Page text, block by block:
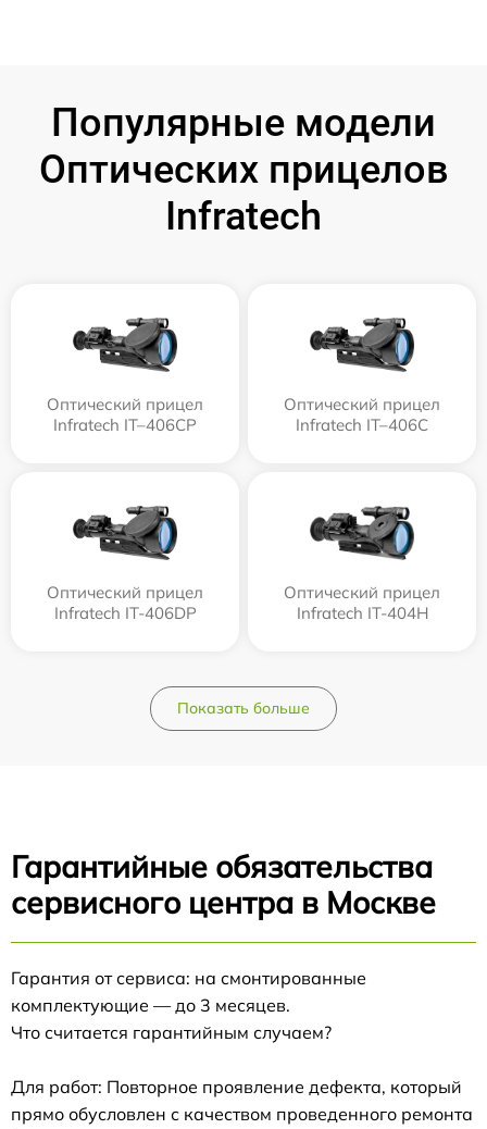
Популярные модели
Оптических прицелов
Infratech
Оптический прицел
Infratech IT–406СP
Оптический прицел
Infratech IT–406С
Оптический прицел
Infratech IT-406DP
Оптический прицел
Infratech IT-404H
Показать больше
Гарантийные обязательства
сервисного центра в Москве
Гарантия от сервиса: на смонтированные
комплектующие — до 3 месяцев.
Что считается гарантийным случаем?
Для работ: Повторное проявление дефекта, который
прямо обусловлен с качеством проведенного ремонта